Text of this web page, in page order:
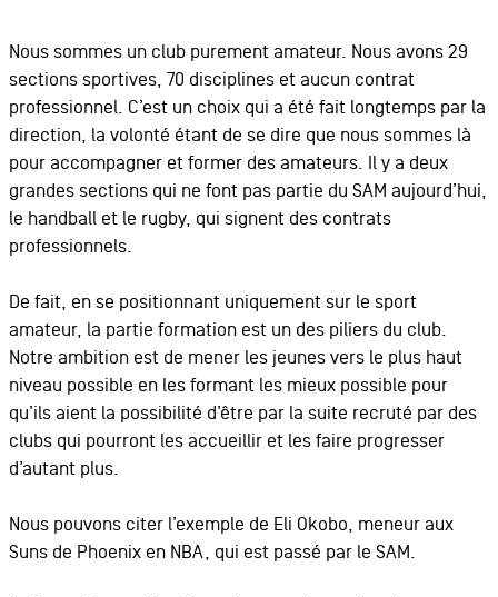
Nous sommes un club purement amateur. Nous avons 29
sections sportives, 70 disciplines et aucun contrat
professionnel. C’est un choix qui a été fait longtemps par la
direction, la volonté étant de se dire que nous sommes là
pour accompagner et former des amateurs. Il y a deux
grandes sections qui ne font pas partie du SAM aujourd’hui,
le handball et le rugby, qui signent des contrats
professionnels.
De fait, en se positionnant uniquement sur le sport
amateur, la partie formation est un des piliers du club.
Notre ambition est de mener les jeunes vers le plus haut
niveau possible en les formant les mieux possible pour
qu’ils aient la possibilité d’être par la suite recruté par des
clubs qui pourront les accueillir et les faire progresser
d’autant plus.
Nous pouvons citer l’exemple de Eli Okobo, meneur aux
Suns de Phoenix en NBA, qui est passé par le SAM.